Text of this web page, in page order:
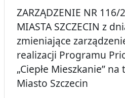
ZARZĄDZENIE NR 116/
MIASTA SZCZECIN z
zmieniające
realizacji Programu
„Ciepłe Mieszkanie”
Miasto Szczecin